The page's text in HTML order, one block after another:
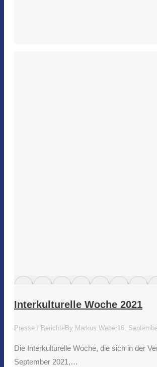
Interkulturelle Woche 2021
Presse / BerichteBy Markus Weber16.
Die Interkulturelle Woche, die sich in der
September 2021,…